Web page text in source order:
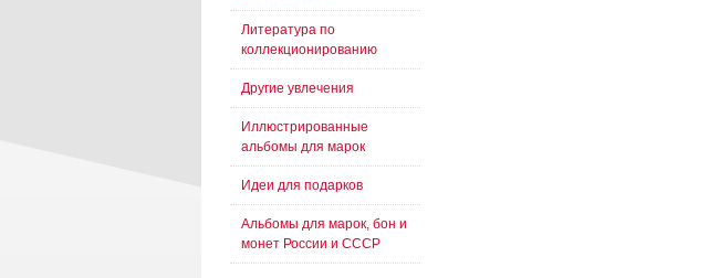
Литература по
коллекционированию
Другие увлечения
Иллюстрированные
альбомы для марок
Идеи для подарков
Альбомы для марок, бон и
монет России и СССР